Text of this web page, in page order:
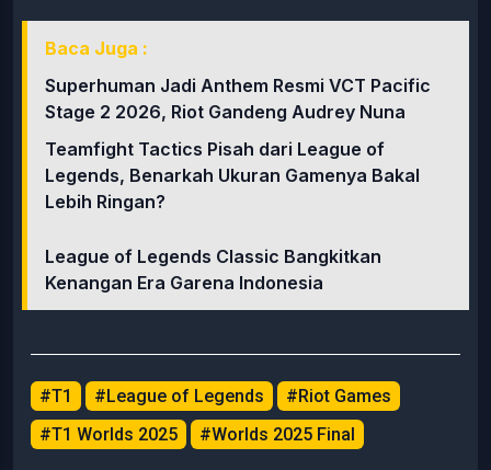
Baca Juga :
Superhuman Jadi Anthem Resmi VCT Pacific
Stage 2 2026, Riot Gandeng Audrey Nuna
Teamfight Tactics Pisah dari League of
Legends, Benarkah Ukuran Gamenya Bakal
Lebih Ringan?
League of Legends Classic Bangkitkan
Kenangan Era Garena Indonesia
#T1 #League of Legends
#Riot Games
#T1 Worlds 2025
#Worlds 2025 Final